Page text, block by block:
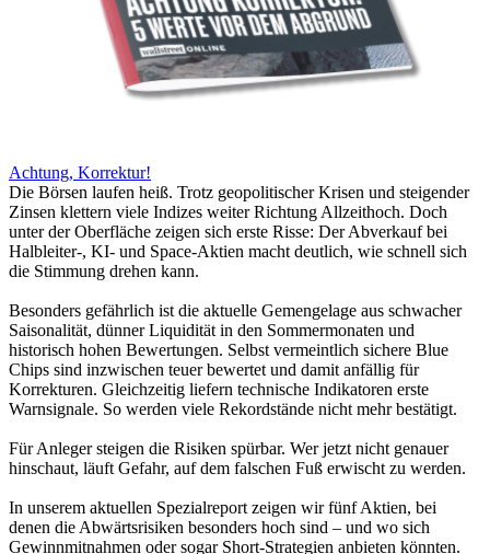
Achtung, Korrektur!
Die Börsen laufen heiß. Trotz geopolitischer Krisen und steigender
Zinsen klettern viele Indizes weiter Richtung Allzeithoch. Doch
unter der Oberfläche zeigen sich erste Risse: Der Abverkauf bei
Halbleiter-, KI- und Space-Aktien macht deutlich, wie schnell sich
die Stimmung drehen kann.
Besonders gefährlich ist die aktuelle Gemengelage aus schwacher
Saisonalität, dünner Liquidität in den Sommermonaten und
historisch hohen Bewertungen. Selbst vermeintlich sichere Blue
Chips sind inzwischen teuer bewertet und damit anfällig für
Korrekturen. Gleichzeitig liefern technische Indikatoren erste
Warnsignale. So werden viele Rekordstände nicht mehr bestätigt.
Für Anleger steigen die Risiken spürbar. Wer jetzt nicht genauer
hinschaut, läuft Gefahr, auf dem falschen Fuß erwischt zu werden.
In unserem aktuellen Spezialreport zeigen wir fünf Aktien, bei
denen die Abwärtsrisiken besonders hoch sind – und wo sich
Gewinnmitnahmen oder sogar Short-Strategien anbieten könnten.